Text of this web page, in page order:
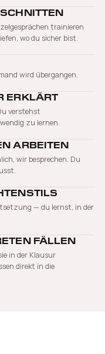
trainieren
wo du sicher bist.
wird übergangen.
ERKLÄRT
verstehst
zu lernen.
ARBEITEN
wir besprechen. Du
— du lernst, in der
FÄLLEN
in der Klausur
direkt in die